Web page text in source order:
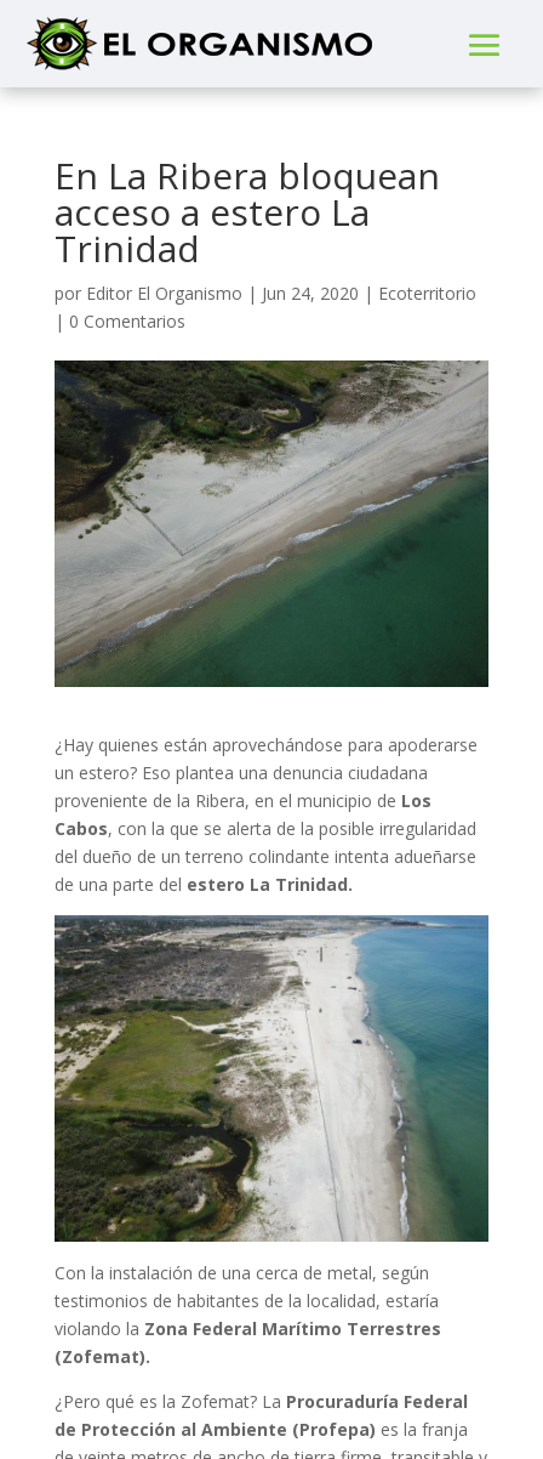
En La Ribera bloquean
acceso a estero La
Trinidad
por Editor El Organismo | Jun 24, 2020 | Ecoterritorio
| 0 Comentarios
¿Hay quienes están aprovechándose para apoderarse
un estero? Eso plantea una denuncia ciudadana
proveniente de la Ribera, en el municipio de Los
Cabos, con la que se alerta de la posible irregularidad
del dueño de un terreno colindante intenta adueñarse
de una parte del estero La Trinidad.
Con la instalación de una cerca de metal, según
testimonios de habitantes de la localidad, estaría
violando la Zona Federal Marítimo Terrestres
(Zofemat).
¿Pero qué es la Zofemat? La Procuraduría Federal
de Protección al Ambiente (Profepa) es la franja